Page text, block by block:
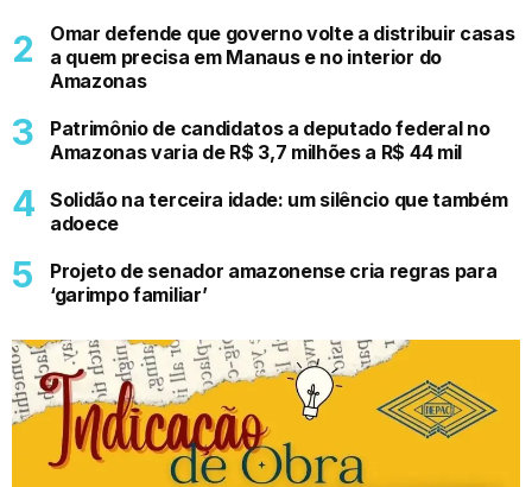
Omar defende que governo volte a distribuir casas
a quem precisa em Manaus e no interior do
Amazonas
Patrimônio de candidatos a deputado federal no
Amazonas varia de R$ 3,7 milhões a R$ 44 mil
Solidão na terceira idade: um silêncio que também
adoece
Projeto de senador amazonense cria regras para
‘garimpo familiar’